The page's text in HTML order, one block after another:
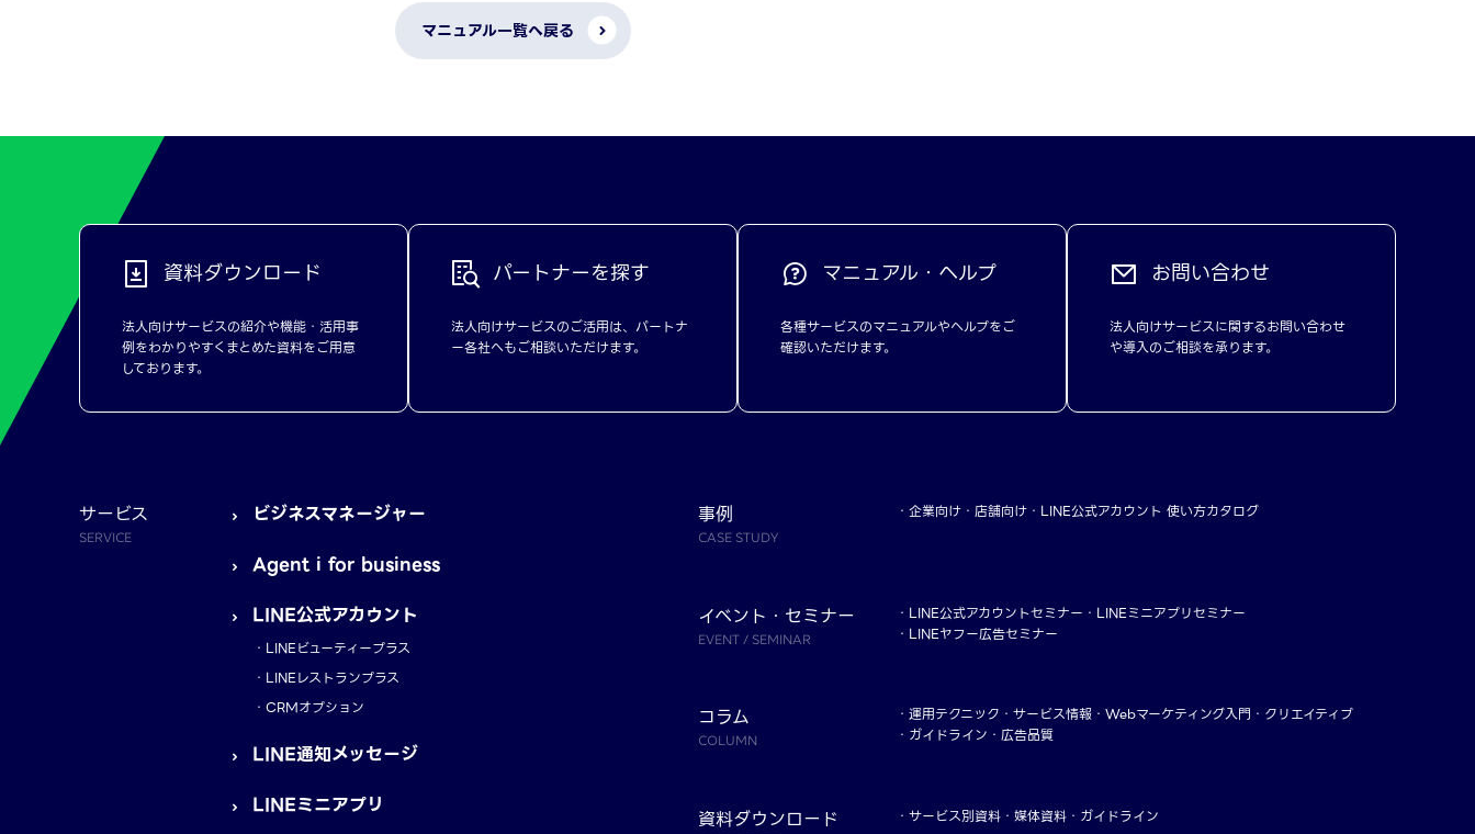
マニュアル一覧へ戻る
資料ダウンロード
法人向けサービスの紹介や機能・活用事
例をわかりやすくまとめた資料をご用意
しております。
パートナーを探す
法人向けサービスのご活用は、パートナ
ー各社へもご相談いただけます。
マニュアル・ヘルプ
各種サービスのマニュアルやヘルプをご
確認いただけます。
お問い合わせ
法人向けサービスに関するお問い合わせ
や導入のご相談を承ります。
サービス
SERVICE
ビジネスマネージャー
Agent i for business
LINE公式アカウント
LINEビューティープラス
LINEレストランプラス
CRMオプション
LINE通知メッセージ
LINEミニアプリ
事例
CASE STUDY
企業向け 店舗向け LINE公式アカウント 使い方カタログ
イベント・セミナー
EVENT / SEMINAR
LINE公式アカウントセミナー
LINEミニアプリセミナー
LINEヤフー広告セミナー
コラム
COLUMN
運用テクニック サービス情報 Webマーケティング入門
クリエイティブ
ガイドライン・広告品質
資料ダウンロード サービス別資料 媒体資料・ガイドライン